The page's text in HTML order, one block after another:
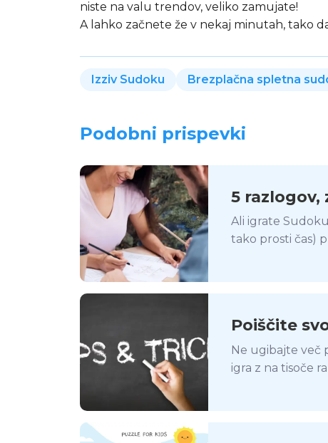
niste na valu trendov, veliko zamujate!
A lahko začnete že v nekaj minutah, tako
Izziv Sudoku Brezplačna spletna
Podobni prispevki
5
2022
Ali igrate
tako prosti čas)
Poiščite
reševanje
Ne ugibajte več
igra z na tisoče